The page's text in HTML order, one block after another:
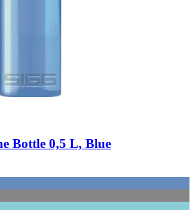
Bottle 0,5 L, Blue